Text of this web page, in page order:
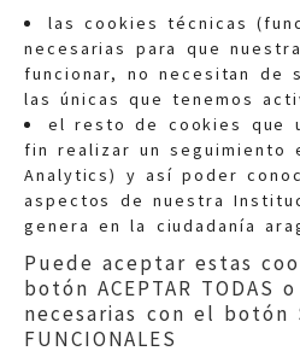
las cookies técnicas
necesarias para que
funcionar, no necesitan de
las únicas que tenemos
el resto de cookies que
fin realizar un seguimiento
Analytics) y así poder
aspectos de nuestra
genera en la ciudadanía
Puede aceptar estas
botón ACEPTAR TODAS
necesarias con el botón
FUNCIONALES
Quejas:
Teléfonos:900 210